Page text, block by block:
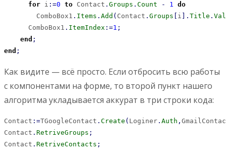
for i : =0 to Contact . Groups . Count - 1 do
        ComboBox1
. Items . Add ( Contact . Groups i . Title .
      ComboBox1
. ItemIndex : =1 ;
end ;
end ;
Как видите — всё просто. Если отбросить всю работы
с компонентами на форме, то второй пункт нашего
алгоритма укладывается аккурат в три строки кода:
Contact : =TGoogleContact . Create ( Loginer . Auth ,
Contact . RetriveGroups ;
Contact . RetriveContacts ;